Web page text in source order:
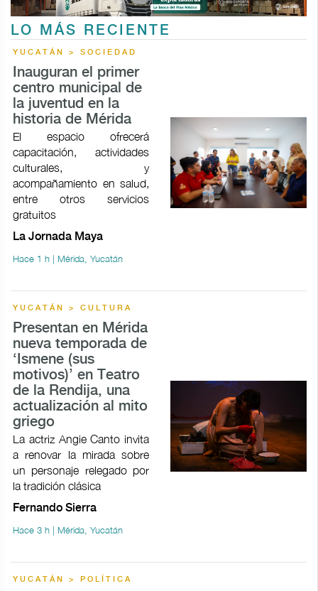
LO MÁS RECIENTE
YUCATÁN > SOCIEDAD
Inauguran el primer
centro municipal de
la juventud en la
historia de Mérida
El espacio ofrecerá
capacitación, actividades
culturales, y
acompañamiento en salud,
entre otros servicios
gratuitos
La Jornada Maya
Hace 1 h | Mérida, Yucatán
YUCATÁN > CULTURA
Presentan en Mérida
nueva temporada de
‘Ismene (sus
motivos)’ en Teatro
de la Rendija, una
actualización al mito
griego
La actriz Angie Canto invita
a renovar la mirada sobre
un personaje relegado por
la tradición clásica
Fernando Sierra
Hace 3 h | Mérida, Yucatán
YUCATÁN > POLÍTICA